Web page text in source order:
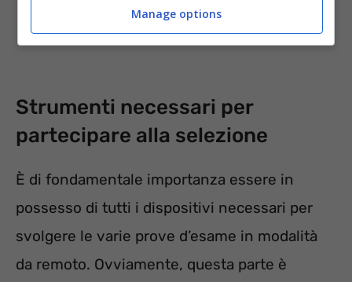
Strumenti necessari per
partecipare alla selezione
È di fondamentale importanza essere in
possesso di tutti i dispositivi necessari per
svolgere le varie prove d’esame in modalità
da remoto. Ovviamente, questa parte è
Manage options